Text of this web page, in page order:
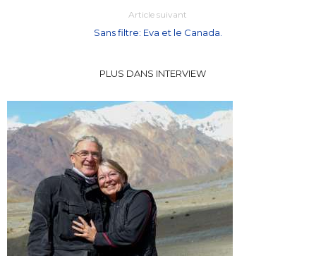
Article suivant
Sans filtre: Eva et le Canada.
PLUS DANS INTERVIEW